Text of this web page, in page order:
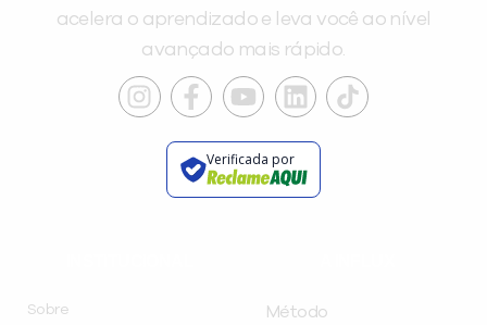
acelera o aprendizado e leva você ao nível
avançado mais rápido.
Verificada por
Sobre
Método